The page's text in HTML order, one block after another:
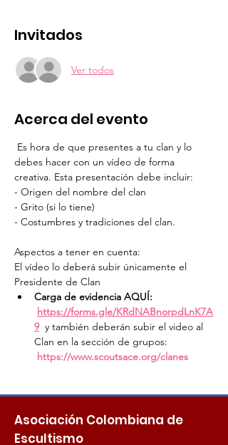
Invitados
Ver todos
Acerca del evento
Es hora de que presentes a tu clan y lo
debes hacer con un vídeo de forma
creativa. Esta presentación debe incluir:
- Origen del nombre del clan
- Grito (si lo tiene)
Aspectos a tener en cuenta:
El vídeo lo deberá subir únicamente el
Presidente de Clan
Carga de evidencia AQUÍ:
https://forms.gle/KRdNABnorpdLnK7A
9 y también deberán subir el video al
Clan en la sección de grupos:
https://www.scoutsace.org/clanes
Asociación Colombiana de
Escultismo